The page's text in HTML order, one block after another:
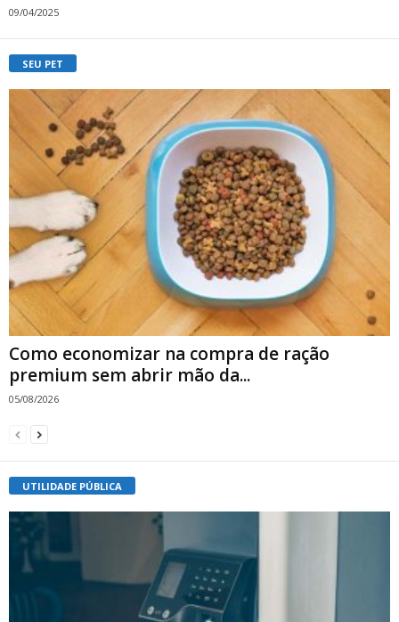
09/04/2025
SEU PET
Como economizar na compra de ração
premium sem abrir mão da...
05/08/2026
UTILIDADE PÚBLICA